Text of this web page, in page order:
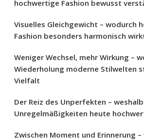
hochwertige Fashion bewusst
Visuelles Gleichgewicht – wodurch
Fashion besonders harmonisch
Weniger Wechsel, mehr Wirkung –
Wiederholung moderne Stilwelten
Vielfalt
Der Reiz des Unperfekten –
Unregelmäßigkeiten heute
Zwischen Moment und Erinnerung